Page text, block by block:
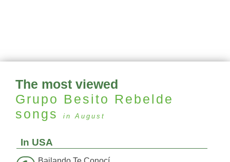
The most viewed
Grupo Besito Rebelde
songs
in August
In USA